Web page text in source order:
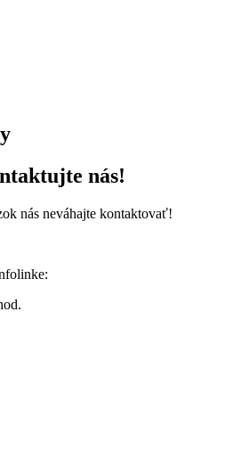
nás!
nás neváhajte kontaktovať!